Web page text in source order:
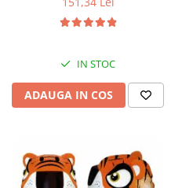
IN STOC
ADAUGA IN COS